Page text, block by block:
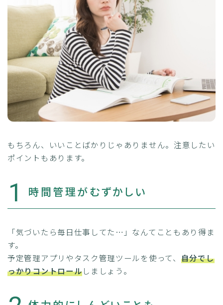
もちろん、いいことばかりじゃありません。注意したい
ポイントもあります。
1 時間管理がむずかしい
「気づいたら毎日仕事してた…」なんてこともあり得ま
す。
予定管理アプリやタスク管理ツールを使って、 自分でし
っかりコントロールしましょう。